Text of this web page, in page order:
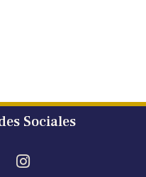
Sociales